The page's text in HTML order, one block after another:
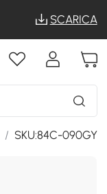
SCARICA
/ SKU:84C-090GY